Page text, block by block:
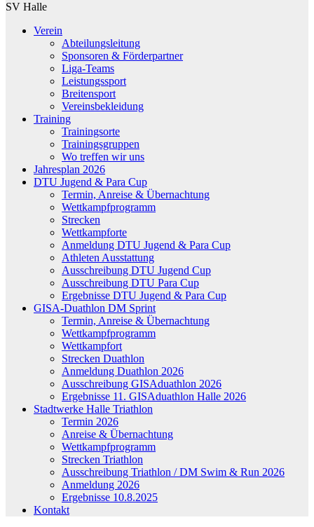
SV Halle
Verein
Abteilungsleitung
Sponsoren & Förderpartner
Liga-Teams
Leistungssport
Breitensport
Vereinsbekleidung
Training
Trainingsorte
Trainingsgruppen
Wo treffen wir uns
Jahresplan 2026
DTU Jugend & Para Cup
Termin, Anreise & Übernachtung
Wettkampfprogramm
Strecken
Wettkampforte
Anmeldung DTU Jugend & Para Cup
Athleten Ausstattung
Ausschreibung DTU Jugend Cup
Ausschreibung DTU Para Cup
Ergebnisse DTU Jugend & Para Cup
GISA-Duathlon DM Sprint
Termin, Anreise & Übernachtung
Wettkampfprogramm
Wettkampfort
Strecken Duathlon
Anmeldung Duathlon 2026
Ausschreibung GISAduathlon 2026
Ergebnisse 11. GISAduathlon Halle 2026
Stadtwerke Halle Triathlon
Termin 2026
Anreise & Übernachtung
Wettkampfprogramm
Strecken Triathlon
Ausschreibung Triathlon / DM Swim & Run 2026
Anmeldung 2026
Ergebnisse 10.8.2025
Kontakt